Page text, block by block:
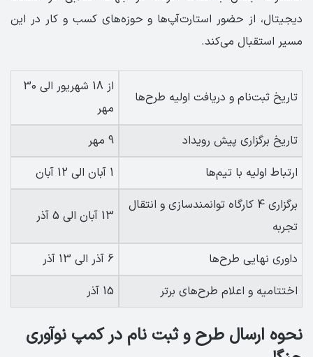
دیجیتال، از حضور استارت‌آپ‌ها و حوزه‌های کسب و کار در این
مسیر استقبال می‌کند.
تاریخ ثبت‌نام و دریافت اولیه طرح‌ها
از 18 شهریور الی 30
مهر
تاریخ برگزاری پیش رویداد
9 مهر
ارتباط اولیه با تیم‌ها
1 آبان الی 12 آبان
برگزاری 4 کارگاه توانمندسازی و انتقال
تجربه
13 آبان الی 5 آذر
داوری نهایی طرح‌ها
6 آذر الی 13 آذر
اختتامیه و اعلام طرح‌های برتر
15 آذر
نحوه ارسال طرح و ثبت نام در کمپ نوآوری